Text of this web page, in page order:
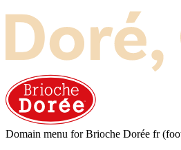
Domain menu for Brioche Dorée fr